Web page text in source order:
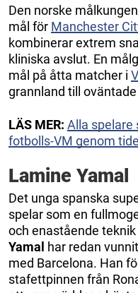
Den norske målkungen
mål för Manchester
kombinerar extrem
kliniska avslut. En
mål på åtta matcher i
grannland till
LÄS MER: Alla spelare
fotbolls-VM genom
Lamine Yamal
Det unga spanska
spelar som en
och enastående
Yamal har redan
med Barcelona. Han
stafettpinnen från